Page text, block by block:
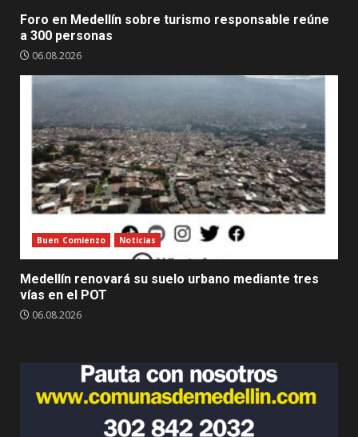
Foro en Medellín sobre turismo responsable reúne
a 300 personas
06.08.2026
Buen Comienzo Noticias
Medellín renovará su suelo urbano mediante tres
vías en el POT
06.08.2026